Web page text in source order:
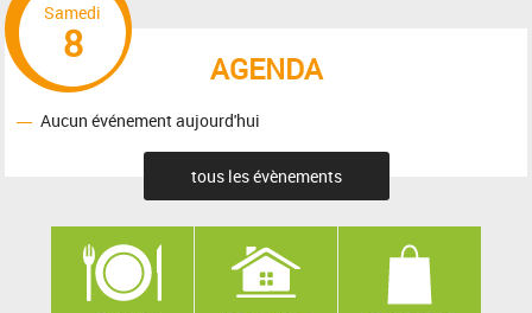
AGENDA
Samedi
8
Aucun événement aujourd'hui
tous les évènements